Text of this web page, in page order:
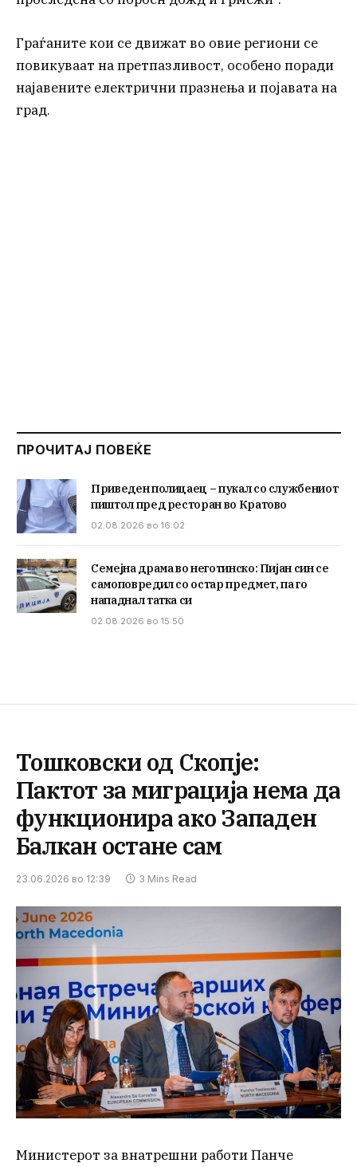
Граѓаните кои се движат во овие региони се
повикуваат на претпазливост, особено поради
најавените електрични празнења и појавата на
град.
ПРОЧИТАЈ ПОВЕЌЕ
Приведен полицаец – пукал со службениот
пиштол пред ресторан во Кратово
02.08.2026 во 16:02
Семејна драма во неготинско: Пијан син се
самоповредил со остар предмет, па го
нападнал татка си
02.08.2026 во 15:50
Тошковски од Скопје:
Пактот за миграција нема да
функционира ако Западен
Балкан остане сам
23.06.2026 во 12:39 3 Mins Read
Министерот за внатрешни работи Панче